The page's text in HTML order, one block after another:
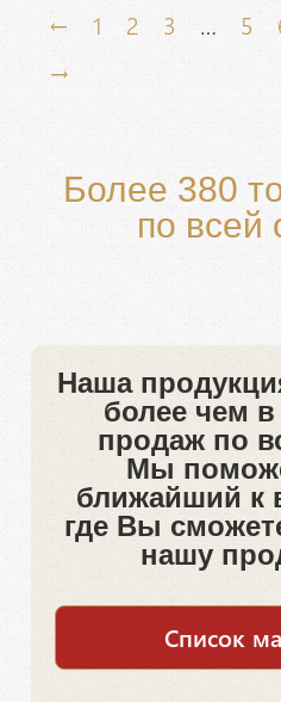
← 1 2 3 … 5
→
Более 380
по всей
Наша
более чем в
продаж по
Мы
ближайший к
где Вы
нашу
Список